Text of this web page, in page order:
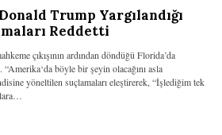
Trump Yargılandığı
Reddetti
çıkışının ardından döndüğü Florida’da
böyle bir şeyin olacağını asla
yöneltilen suçlamaları eleştirerek, “İşlediğim tek